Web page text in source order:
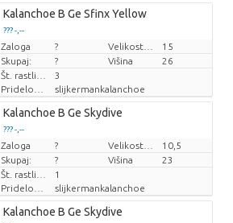
Loading...
??? -,--
Cena za kos
Loading...
??? -,--
Cena za kos
Loading...
Kalanchoe B Ge Sfinx Yellow
??? -,--
Cena za kos
Zaloga ?
15
Skupaj:
? Višina
26
3
slijkermankalanchoe
Kalanchoe B Ge Skydive
??? -,--
Cena za kos
Zaloga ?
10,5
Skupaj:
? Višina
23
1
slijkermankalanchoe
Kalanchoe B Ge Skydive